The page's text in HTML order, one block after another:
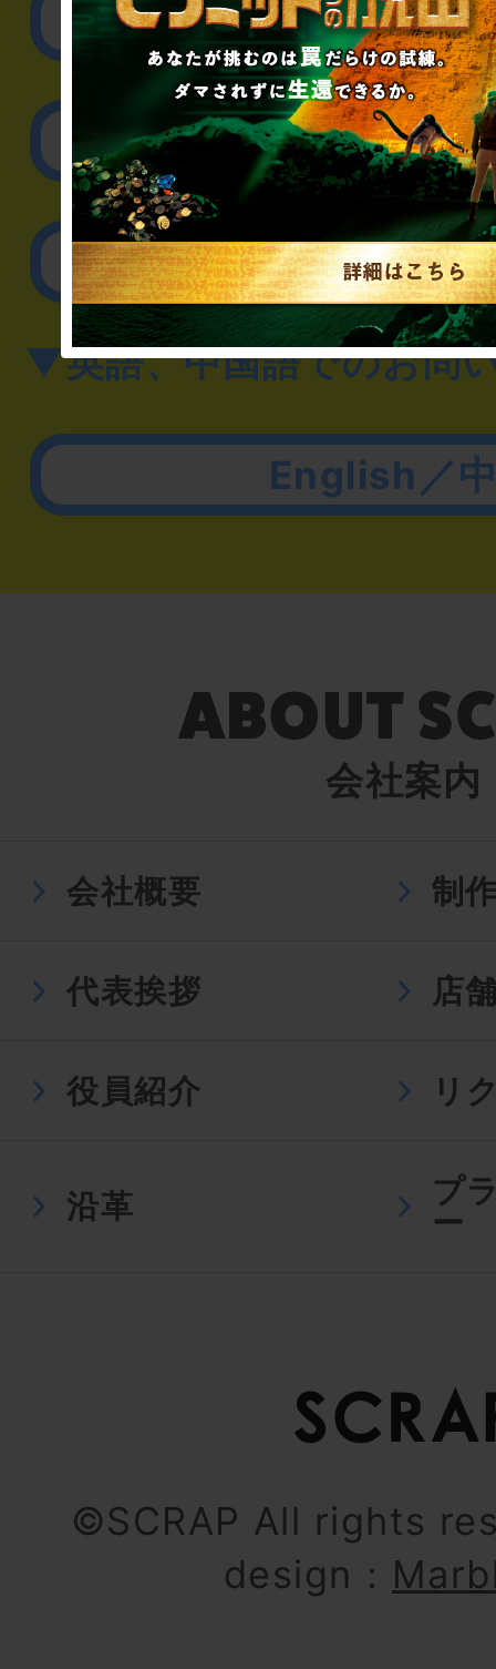
リアル脱出ゲーム制作
取材に関するお
その他のご相談／
▼英語、中国語でのお問
English／
会社案内
会社概要 制
代表挨拶 店
役員紹介 リ
沿革
プ
ー
©SCRAP All rights
design：